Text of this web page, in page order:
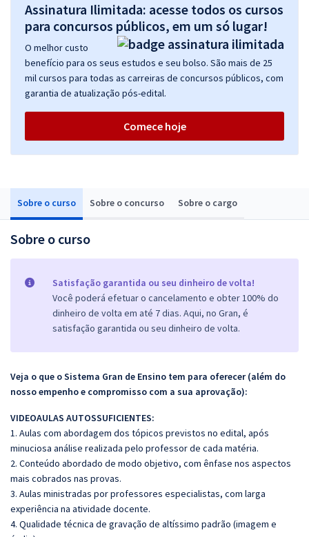
Sobre o curso Sobre o concurso Sobre o cargo
Sobre o curso
Satisfação garantida ou seu dinheiro de volta!
Você poderá efetuar o cancelamento e obter 100% do
dinheiro de volta em até 7 dias. Aqui, no Gran, é
satisfação garantida ou seu dinheiro de volta.
Veja o que o Sistema Gran de Ensino tem para oferecer (além do
nosso empenho e compromisso com a sua aprovação):
VIDEOAULAS AUTOSSUFICIENTES:
1. Aulas com abordagem dos tópicos previstos no edital, após
minuciosa análise realizada pelo professor de cada matéria.
2. Conteúdo abordado de modo objetivo, com ênfase nos aspectos
mais cobrados nas provas.
3. Aulas ministradas por professores especialistas, com larga
experiência na atividade docente.
4. Qualidade técnica de gravação de altíssimo padrão (imagem e
Assinatura Ilimitada: acesse todos os cursos
para concursos públicos, em um só lugar!
O melhor custo
benefício para os seus estudos e seu bolso. São mais de 25
mil cursos para todas as carreiras de concursos públicos, com
garantia de atualização pós-edital.
Comece hoje